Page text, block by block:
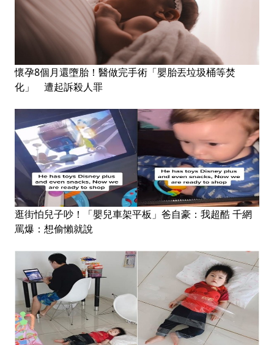
懷孕8個月還墮胎！醫做完手術「嬰胎丟垃圾桶等焚
化」 遭起訴殺人罪
逛街怕兒子吵！「嬰兒車架平板」爸自豪：我超酷 千網
罵爆：想偷懶就說